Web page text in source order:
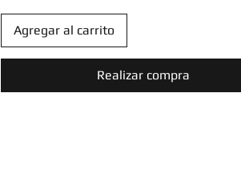
Agregar al carrito
Realizar compra